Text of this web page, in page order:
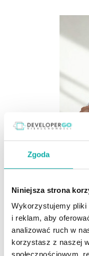
Zgoda
Niniejsza strona
Wykorzystujemy pliki
i reklam, aby
analizować ruch w
korzystasz z naszej